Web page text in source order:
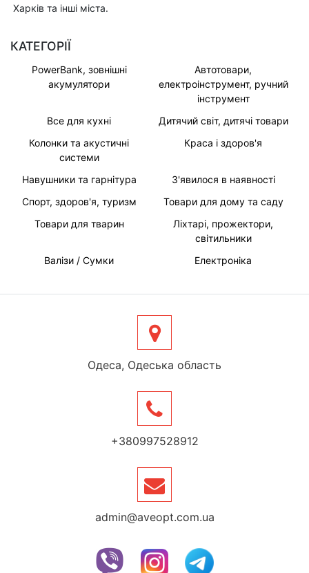
Харків та інші міста.
КАТЕГОРІЇ
PowerBank, зовнішні
акумулятори
Автотовари,
електроінструмент, ручний
інструмент
Все для кухні
Дитячий світ, дитячі товари
Колонки та акустичні
системи
Краса і здоров'я
Навушники та гарнітура
З'явилося в наявності
Спорт, здоров'я, туризм
Товари для дому та саду
Товари для тварин
Ліхтарі, прожектори,
світильники
Валізи / Сумки
Електроніка
Одеса, Одеська область
+380997528912
admin@aveopt.com.ua